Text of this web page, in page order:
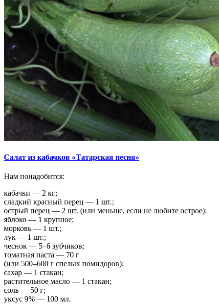
Салат из кабачков «Татарская песня»
Нам понадобится:
кабачки — 2 кг;
сладкий красный перец — 1 шт.;
острый перец — 2 шт. (или меньше, если не любите острое);
яблоко — 1 крупное;
морковь — 1 шт.;
лук — 1 шт.;
чеснок — 5–6 зубчиков;
томатная паста — 70 г
(или 500–600 г спелых помидоров);
сахар — 1 стакан;
растительное масло — 1 стакан;
соль — 50 г;
уксус 9% — 100 мл.